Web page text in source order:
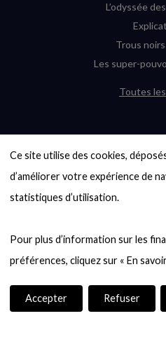
Ce site utilise des cookies,
d’améliorer votre expérience de
statistiques d’utilisation.
Pour plus d’information sur les
Accepter Refuser
L’odyssée
Trous
Les super-
Toutes
6000 exoplanètes,
en
Quel avenir pour
Entre
quête d’un
casse-